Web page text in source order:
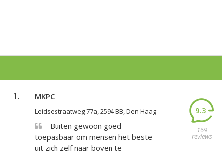
1. MKPC
Leidsestraatweg 77a, 2594 BB, Den Haag 9.3
169
reviews
- Buiten gewoon goed
toepasbaar om mensen het beste
uit zich zelf naar boven te